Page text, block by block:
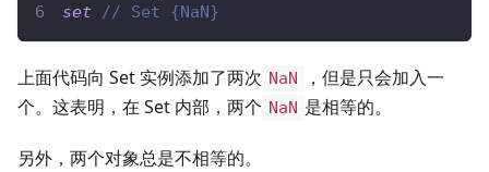
set // Set {NaN}
上面代码向 Set 实例添加了两次 NaN
，但是只会加入一
个。这表明，在 Set 内部，两个 NaN 是相等的。
另外，两个对象总是不相等的。